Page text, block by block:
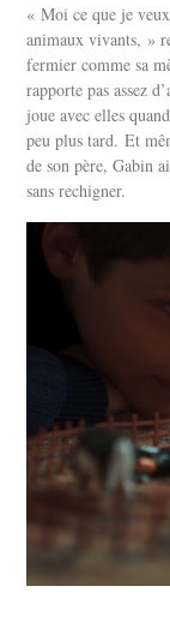
« Moi ce que je
animaux vivants, »
fermier comme sa
rapporte pas assez
joue avec elles
peu plus tard. Et
de son père, Gabin
sans rechigner.